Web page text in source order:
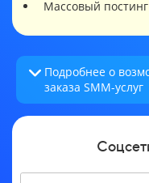
Массовый
Подробнее о
заказа SMM-услуг